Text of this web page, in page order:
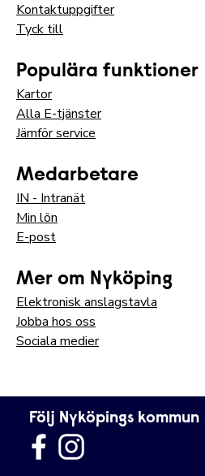
Kontaktuppgifter
Tyck till
Populära funktioner
Kartor
Alla E-tjänster
Jämför service
Medarbetare
IN - Intranät
Min lön
E-post
Mer om Nyköping
Elektronisk anslagstavla
Jobba hos oss
Sociala medier
Följ Nyköpings kommun